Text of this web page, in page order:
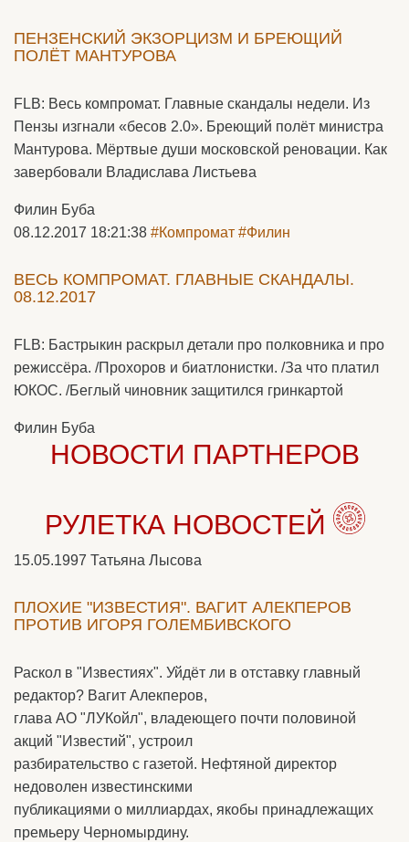
ПЕНЗЕНСКИЙ ЭКЗОРЦИЗМ И БРЕЮЩИЙ
ПОЛЁТ МАНТУРОВА
FLB: Весь компромат. Главные скандалы недели. Из
Пензы изгнали «бесов 2.0». Бреющий полёт министра
Мантурова. Мёртвые души московской реновации. Как
завербовали Владислава Листьева
Филин Буба
08.12.2017 18:21:38 #Компромат #Филин
ВЕСЬ КОМПРОМАТ. ГЛАВНЫЕ СКАНДАЛЫ.
08.12.2017
FLB: Бастрыкин раскрыл детали про полковника и про
режиссёра. /Прохоров и биатлонистки. /За что платил
ЮКОС. /Беглый чиновник защитился гринкартой
Филин Буба
НОВОСТИ ПАРТНЕРОВ
РУЛЕТКА НОВОСТЕЙ
15.05.1997 Татьяна Лысова
ПЛОХИЕ "ИЗВЕСТИЯ". ВАГИТ АЛЕКПЕРОВ
ПРОТИВ ИГОРЯ ГОЛЕМБИВСКОГО
Раскол в "Известиях". Уйдёт ли в отставку главный
редактор? Вагит Алекперов,
глава АО "ЛУКойл", владеющего почти половиной
акций "Известий", устроил
разбирательство с газетой. Нефтяной директор
недоволен известинскими
публикациями о миллиардах, якобы принадлежащих
премьеру Черномырдину.